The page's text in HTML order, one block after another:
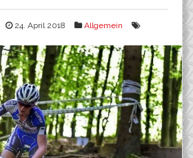
24. April 2018 Allgemein